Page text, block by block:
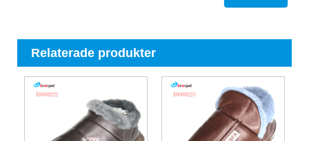
Relaterade produkter